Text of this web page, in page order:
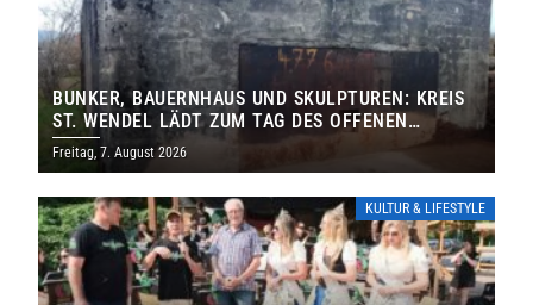
BUNKER, BAUERNHAUS UND SKULPTUREN: KREIS
ST. WENDEL LÄDT ZUM TAG DES OFFENEN
DENKMALS EIN
Freitag, 7. August 2026
KULTUR & LIFESTYLE